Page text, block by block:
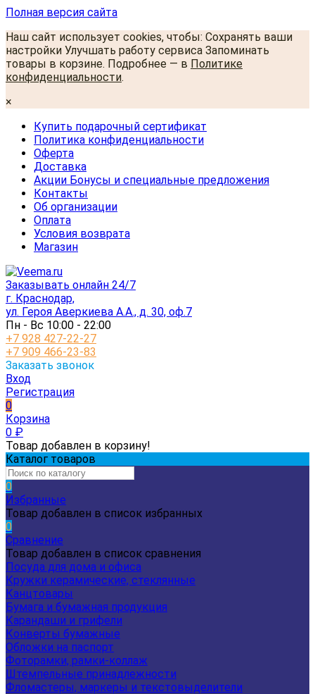
Полная версия сайта
Наш сайт использует cookies, чтобы: Сохранять ваши
настройки Улучшать работу сервиса Запоминать
товары в корзине. Подробнее — в Политике
конфиденциальности.
×
Купить подарочный сертификат
Политика конфиденциальности
Оферта
Доставка
Акции Бонусы и специальные предложения
Контакты
Об организации
Оплата
Условия возврата
Магазин
Заказывать онлайн 24/7
г. Краснодар,
ул. Героя Аверкиева А.А., д. 30, оф.7
Пн - Вс 10:00 - 22:00
+7 928 427-22-27
+7 909 466-23-83
Заказать звонок
Вход
Регистрация
0
Корзина
0 ₽
Товар добавлен в корзину!
Каталог товаров
0
Избранные
Товар добавлен в список избранных
0
Сравнение
Товар добавлен в список сравнения
Посуда для дома и офиса
Кружки керамические, стеклянные
Канцтовары
Бумага и бумажная продукция
Карандаши и грифели
Конверты бумажные
Обложки на паспорт
Фоторамки, рамки-коллаж
Штемпельные принадлежности
Фломастеры, маркеры и текстовыделители